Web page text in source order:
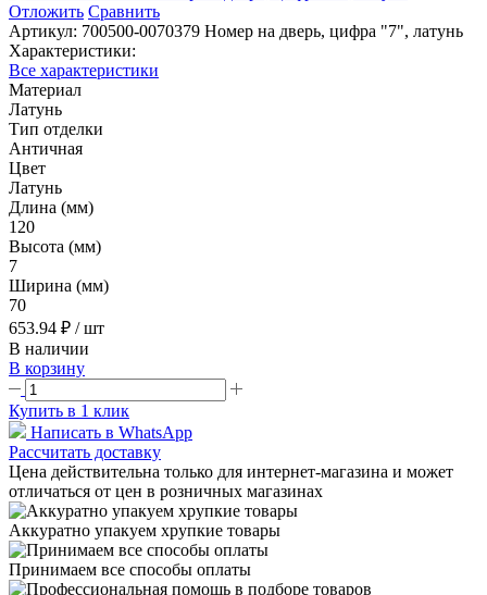
Отложить Сравнить
Артикул: 700500-0070379 Номер на дверь, цифра "7", латунь
Характеристики:
Все характеристики
Материал
Латунь
Тип отделки
Античная
Цвет
Латунь
Длина (мм)
120
Высота (мм)
7
Ширина (мм)
70
653.94 ₽ / шт
В наличии
В корзину
Купить в 1 клик
Написать в WhatsApp
Рассчитать доставку
Цена действительна только для интернет-магазина и может
отличаться от цен в розничных магазинах
Аккуратно упакуем хрупкие товары
Принимаем все способы оплаты